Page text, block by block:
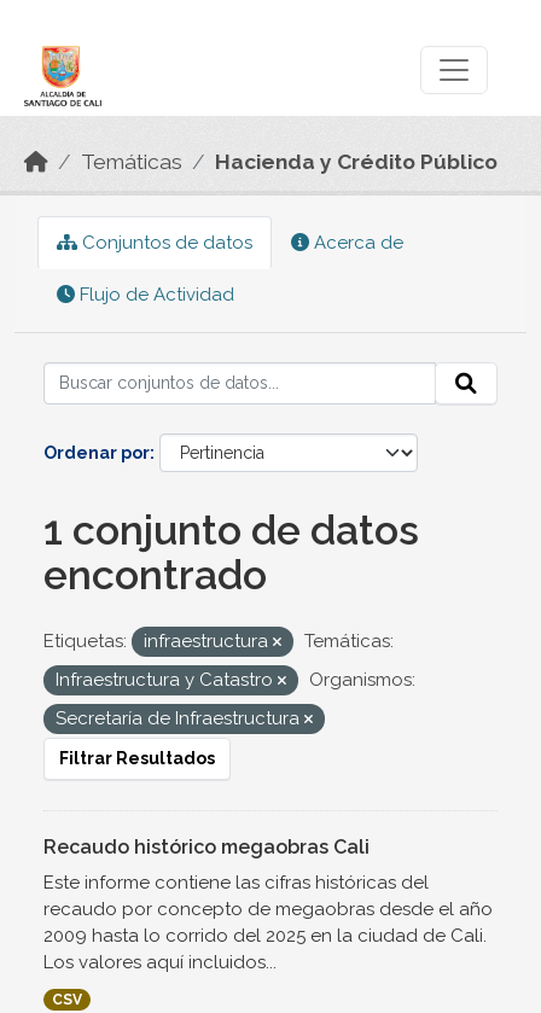
Temáticas Hacienda y Crédito Público
Conjuntos de datos Acerca de
Flujo de Actividad
Ordenar por
1 conjunto de datos
encontrado
Etiquetas: infraestructura
Temáticas:
Infraestructura y Catastro
Organismos:
Secretaría de Infraestructura
Filtrar Resultados
Recaudo histórico megaobras Cali
Este informe contiene las cifras históricas del
recaudo por concepto de megaobras desde el año
2009 hasta lo corrido del 2025 en la ciudad de Cali.
Los valores aquí incluidos...
CSV